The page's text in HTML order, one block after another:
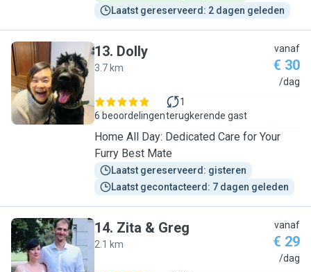
Laatst gereserveerd: 2 dagen geleden
D
13. Dolly
3.7 km
vanaf
€ 30
/dag
6 beoordelingen
1
terugkerende gast
Home All Day: Dedicated Care for Your
Furry Best Mate
Laatst gereserveerd: gisteren
Laatst gecontacteerd: 7 dagen geleden
Z
14. Zita & Greg
2.1 km
vanaf
€ 29
/dag